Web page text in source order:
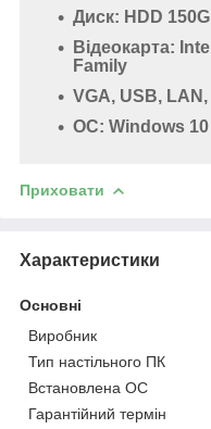
Диск: HDD
Відеокарта:
Family
VGA, USB,
ОС: Windows 10
Приховати
Характеристики
Основні
Виробник
Тип настільного ПК
Встановлена ОС
Гарантійний термін